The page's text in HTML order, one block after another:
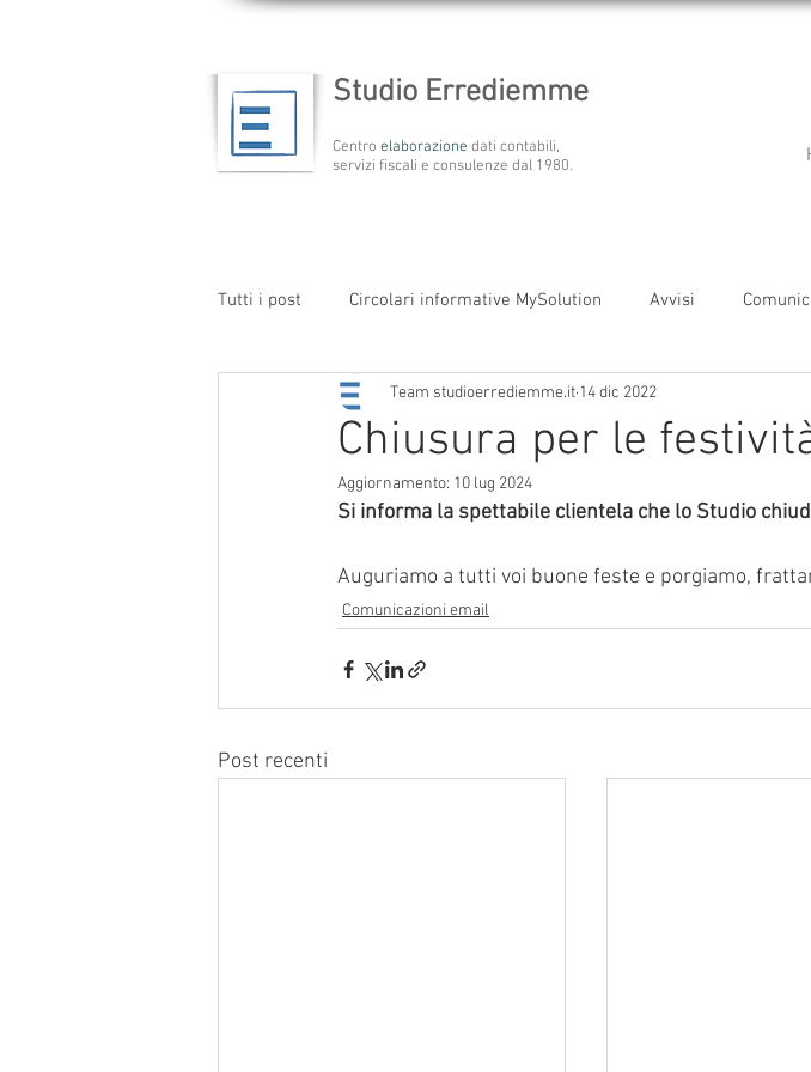
Studio Errediemme
Centro elaborazione dati contabili,
servizi fiscali e consulenze dal 1980.
Tutti i post Circolari informative MySolution Avvisi
Chiusura per le
Team studioerrediemme.it 14 dic 2022
Aggiornamento: 10 lug 2024
Si informa la spettabile clientela che lo Studio
Auguriamo a tutti voi buone feste e porgiamo,
Comunicazioni email
Post recenti